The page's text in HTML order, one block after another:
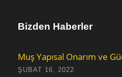
Bizden Haberler
Muş Yapısal Onarım ve
ŞUBAT 16, 2022